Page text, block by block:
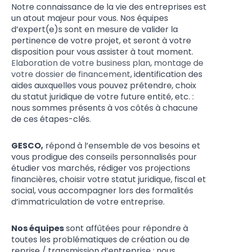
Notre connaissance de la vie des entreprises est
un atout majeur pour vous. Nos équipes
d’expert(e)s sont en mesure de valider la
pertinence de votre projet, et seront à votre
disposition pour vous assister à tout moment.
Elaboration de votre business plan, montage de
votre dossier de financement, identification des
aides auxquelles vous pouvez prétendre, choix
du statut juridique de votre future entité, etc. :
nous sommes présents à vos côtés à chacune
de ces étapes-clés.
GESCO, répond à l’ensemble de vos besoins et
vous prodigue des conseils personnalisés pour
étudier vos marchés, rédiger vos projections
financières, choisir votre statut juridique, fiscal et
social, vous accompagner lors des formalités
d’immatriculation de votre entreprise.
Nos équipessont affûtées pour répondre à
toutes les problématiques de création ou de